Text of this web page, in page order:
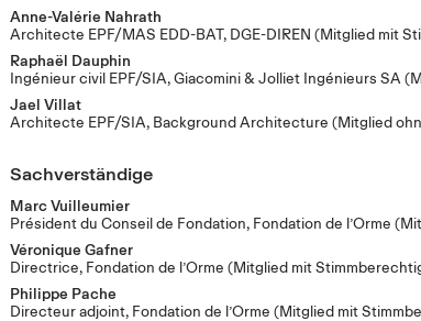
Anne-Valérie Nahrath
Architecte EPF/MAS EDD-BAT, DGE-DIREN (Mitglied mit
Raphaël Dauphin
Ingénieur civil EPF/SIA, Giacomini & Jolliet Ingénieurs SA
Jael Villat
Architecte EPF/SIA, Background Architecture (Mitglied
Sachverständige
Marc Vuilleumier
Président du Conseil de Fondation, Fondation de l’Orme
Véronique Gafner
Directrice, Fondation de l’Orme (Mitglied mit
Philippe Pache
Directeur adjoint, Fondation de l’Orme (Mitglied mit